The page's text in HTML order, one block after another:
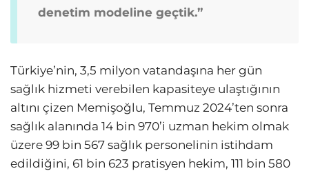
denetim modeline geçtik.”
Türkiye’nin, 3,5 milyon vatandaşına her gün
sağlık hizmeti verebilen kapasiteye ulaştığının
altını çizen Memişoğlu, Temmuz 2024’ten sonra
sağlık alanında 14 bin 970’i uzman hekim olmak
üzere 99 bin 567 sağlık personelinin istihdam
edildiğini, 61 bin 623 pratisyen hekim, 111 bin 580